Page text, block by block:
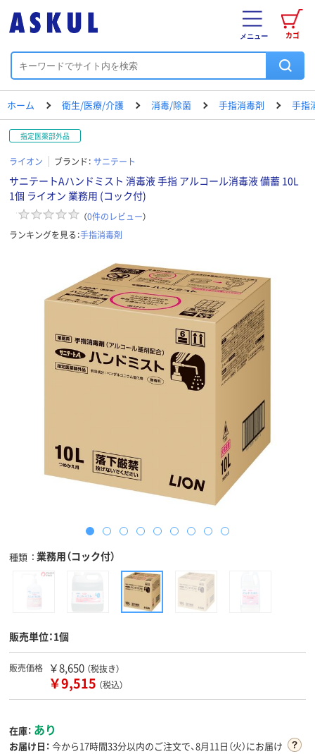
カゴ
メニュー
ホーム 衛生/医療/介護 消毒/除菌 手指消毒剤 手指
指定医薬部外品
ライオン ブランド： サニテート
サニテートAハンドミスト 消毒液 手指 アルコール消毒液 備蓄 10L
1個 ライオン 業務用 (コック付)
（0件のレビュー）
ランキングを見る：手指消毒剤
種類 業務用（コック付）
販売単位：1個
販売価格 ￥8,650 （税抜き）
￥9,515 （税込）
在庫： あり
お届け日： 今から17時間33分以内のご注文で、8月11日（火）にお届け